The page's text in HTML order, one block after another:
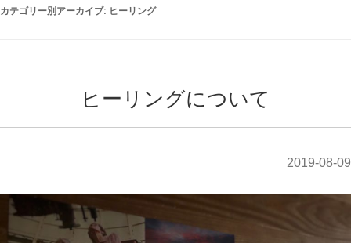
カテゴリー別アーカイブ: ヒーリング
ヒーリングについて
2019-08-09